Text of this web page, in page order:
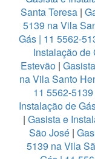
Santa Teresa |
5139 na Vila
Gás | 11 5562-
Instalação de
Estevão |
na Vila Santo
11 5562-
Instalação de
| Gasista e
São José|
5139 na Vila